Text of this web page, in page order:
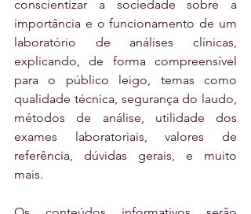
conscientizar a sociedade sobre a
importância e o funcionamento de um
laboratório de análises clínicas,
explicando, de forma compreensível
para o público leigo, temas como
qualidade técnica, segurança do laudo,
métodos de análise, utilidade dos
exames laboratoriais, valores de
referência, dúvidas gerais, e muito
mais.